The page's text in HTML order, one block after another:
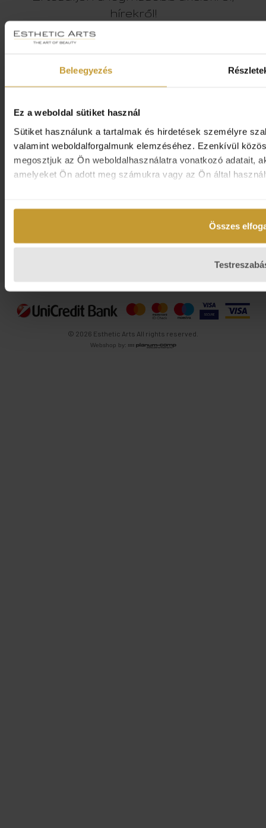
Beleegyezés
Ez a weboldal sütiket használ
Sütiket használunk a tartalmak és hirdetések személyre
valamint weboldalforgalmunk elemzéséhez. Ezenkívül
megosztjuk az Ön weboldalhasználatra vonatkozó adatait,
amelyeket Ön adott meg számukra vagy az Ön által
Összes
hírekről!
Cookie kezelési irányelvek
Általános Szerződési Feltételek
Adatkezelési Tájékoztató
© 2026 Esthetic Arts All rights reserved.
Webshop by: